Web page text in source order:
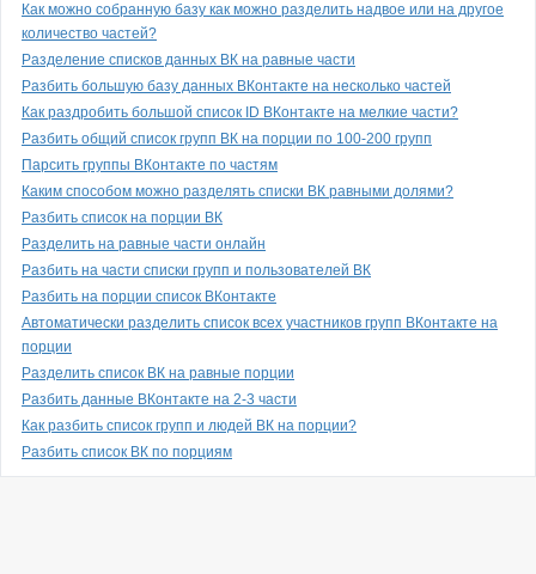
Как можно собранную базу как можно разделить надвое или на другое
количество частей?
Разделение списков данных ВК на равные части
Разбить большую базу данных ВКонтакте на несколько частей
Как раздробить большой список ID ВКонтакте на мелкие части?
Разбить общий список групп ВК на порции по 100-200 групп
Парсить группы ВКонтакте по частям
Каким способом можно разделять списки ВК равными долями?
Разбить список на порции ВК
Разделить на равные части онлайн
Разбить на части списки групп и пользователей ВК
Разбить на порции список ВКонтакте
Автоматически разделить список всех участников групп ВКонтакте на
порции
Разделить список ВК на равные порции
Разбить данные ВКонтакте на 2-3 части
Как разбить список групп и людей ВК на порции?
Разбить список ВК по порциям